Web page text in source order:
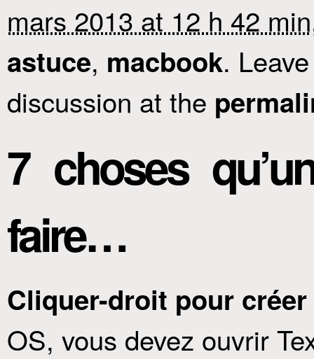
mars 2013 at 12 h 42 min
astuce, macbook.
discussion at the
7 choses
faire…
Cliquer-droit pour
OS, vous devez ouvrir